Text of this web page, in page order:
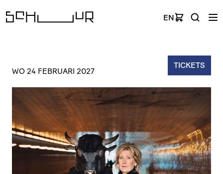
EN
TICKETS
WO 24 FEBRUARI 2027